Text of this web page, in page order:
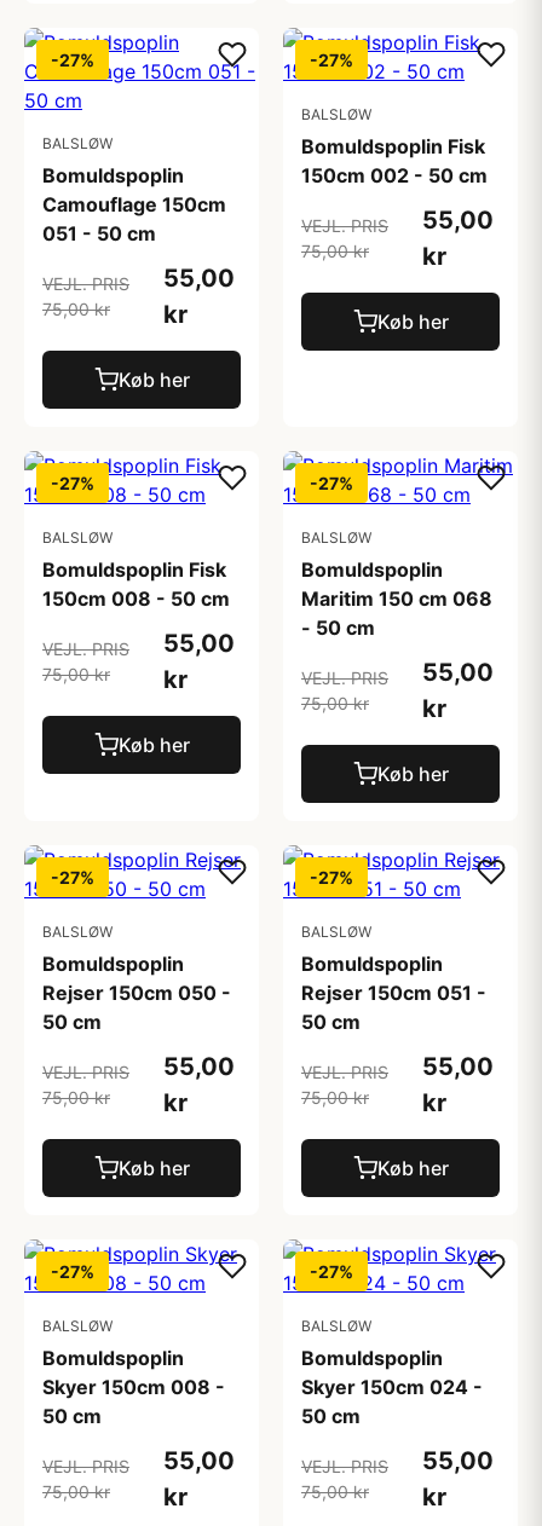
-27%
BALSLØW
Bomuldspoplin
Camouflage 150cm
051 - 50 cm
VEJL. PRIS
75,00 kr
55,00
kr
Køb her
-27%
BALSLØW
Bomuldspoplin Fisk
150cm 002 - 50 cm
VEJL. PRIS
75,00 kr
55,00
kr
Køb her
-27%
BALSLØW
Bomuldspoplin Fisk
150cm 008 - 50 cm
VEJL. PRIS
75,00 kr
55,00
kr
Køb her
-27%
BALSLØW
Bomuldspoplin
Maritim 150 cm 068
- 50 cm
VEJL. PRIS
75,00 kr
55,00
kr
Køb her
-27%
BALSLØW
Bomuldspoplin
Rejser 150cm 050 -
50 cm
VEJL. PRIS
75,00 kr
55,00
kr
Køb her
-27%
BALSLØW
Bomuldspoplin
Rejser 150cm 051 -
50 cm
VEJL. PRIS
75,00 kr
55,00
kr
Køb her
-27%
BALSLØW
Bomuldspoplin
Skyer 150cm 008 -
50 cm
VEJL. PRIS
75,00 kr
55,00
kr
-27%
BALSLØW
Bomuldspoplin
Skyer 150cm 024 -
50 cm
VEJL. PRIS
75,00 kr
55,00
kr